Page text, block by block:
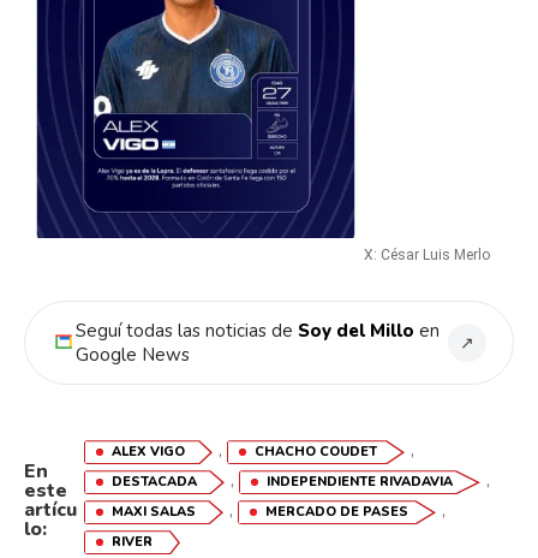
X: César Luis Merlo
Seguí todas las noticias de Soy del Millo en
Google News
↗
En
este
artícu
lo:
ALEX VIGO , CHACHO COUDET ,
DESTACADA , INDEPENDIENTE RIVADAVIA ,
MAXI SALAS , MERCADO DE PASES ,
RIVER